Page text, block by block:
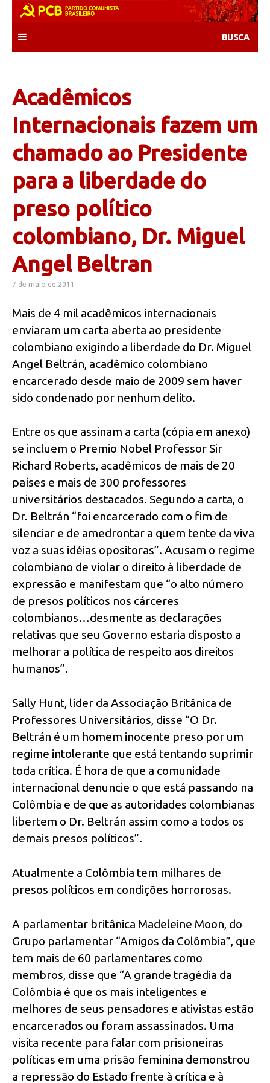
content
Acadêmicos
Internacionais fazem um
chamado ao Presidente
para a liberdade do
preso político
colombiano, Dr. Miguel
Angel Beltran
7 de maio de 2011
Mais de 4 mil acadêmicos internacionais
enviaram um carta aberta ao presidente
colombiano exigindo a liberdade do Dr. Miguel
Angel Beltrán, acadêmico colombiano
encarcerado desde maio de 2009 sem haver
sido condenado por nenhum delito.
Entre os que assinam a carta (cópia em anexo)
se incluem o Premio Nobel Professor Sir
Richard Roberts, acadêmicos de mais de 20
países e mais de 300 professores
universitários destacados. Segundo a carta, o
Dr. Beltrán “foi encarcerado com o fim de
silenciar e de amedrontar a quem tente da viva
voz a suas idéias opositoras”. Acusam o regime
colombiano de violar o direito à liberdade de
expressão e manifestam que “o alto número
de presos políticos nos cárceres
colombianos…desmente as declarações
relativas que seu Governo estaria disposto a
melhorar a política de respeito aos direitos
humanos”.
Sally Hunt, líder da Associação Britânica de
Professores Universitários, disse “O Dr.
Beltrán é um homem inocente preso por um
regime intolerante que está tentando suprimir
toda crítica. É hora de que a comunidade
internacional denuncie o que está passando na
Colômbia e de que as autoridades colombianas
libertem o Dr. Beltrán assim como a todos os
demais presos políticos”.
Atualmente a Colômbia tem milhares de
presos políticos em condições horrorosas.
A parlamentar britânica Madeleine Moon, do
Grupo parlamentar “Amigos da Colômbia”, que
tem mais de 60 parlamentares como
membros, disse que “A grande tragédia da
Colômbia é que os mais inteligentes e
melhores de seus pensadores e ativistas estão
encarcerados ou foram assassinados. Uma
visita recente para falar com prisioneiras
políticas em uma prisão feminina demonstrou
a repressão do Estado frente à crítica e à